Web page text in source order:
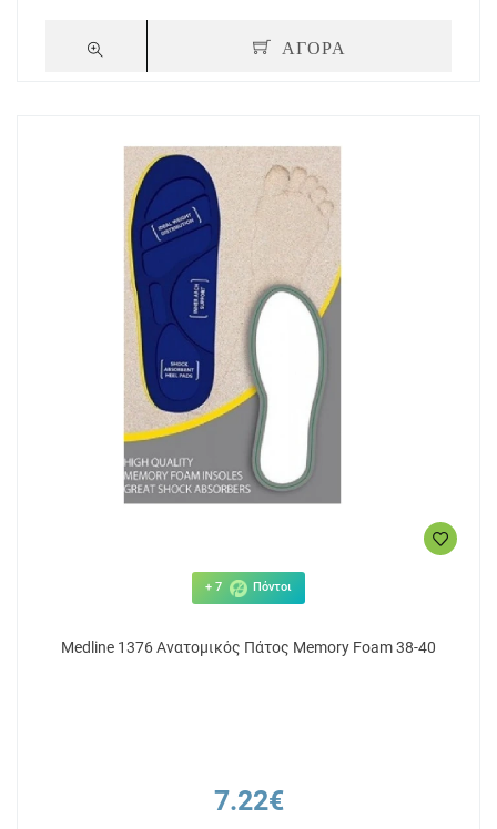
ΑΓΟΡΑ
+ 7 Πόντοι
Medline 1376 Ανατομικός Πάτος Memory Foam 38-40
7.22€